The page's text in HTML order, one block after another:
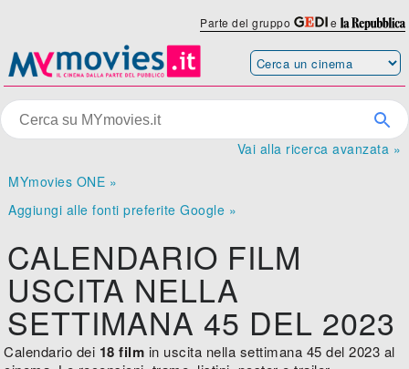
Parte del gruppo e
Vai alla ricerca avanzata »
MYmovies ONE »
Aggiungi alle fonti preferite Google »
CALENDARIO FILM
USCITA NELLA
SETTIMANA 45 DEL 2023
Calendario dei 18 film in uscita nella settimana 45 del 2023 al